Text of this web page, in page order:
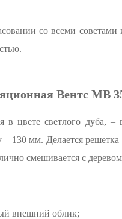
со всеми
Вентс МВ
цвете светлого дуба, –
130 мм. Делается
смешивается с
внешний облик;